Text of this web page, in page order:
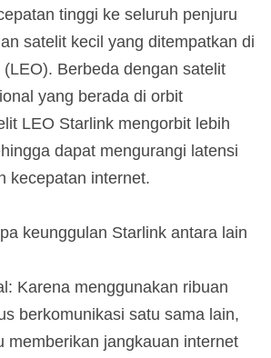
tinggi ke seluruh penjuru
satelit kecil yang ditempatkan di
Berbeda dengan satelit
yang berada di orbit
LEO Starlink mengorbit lebih
dapat mengurangi latensi
kecepatan internet.
keunggulan Starlink antara lain
Karena menggunakan ribuan
berkomunikasi satu sama lain,
memberikan jangkauan internet